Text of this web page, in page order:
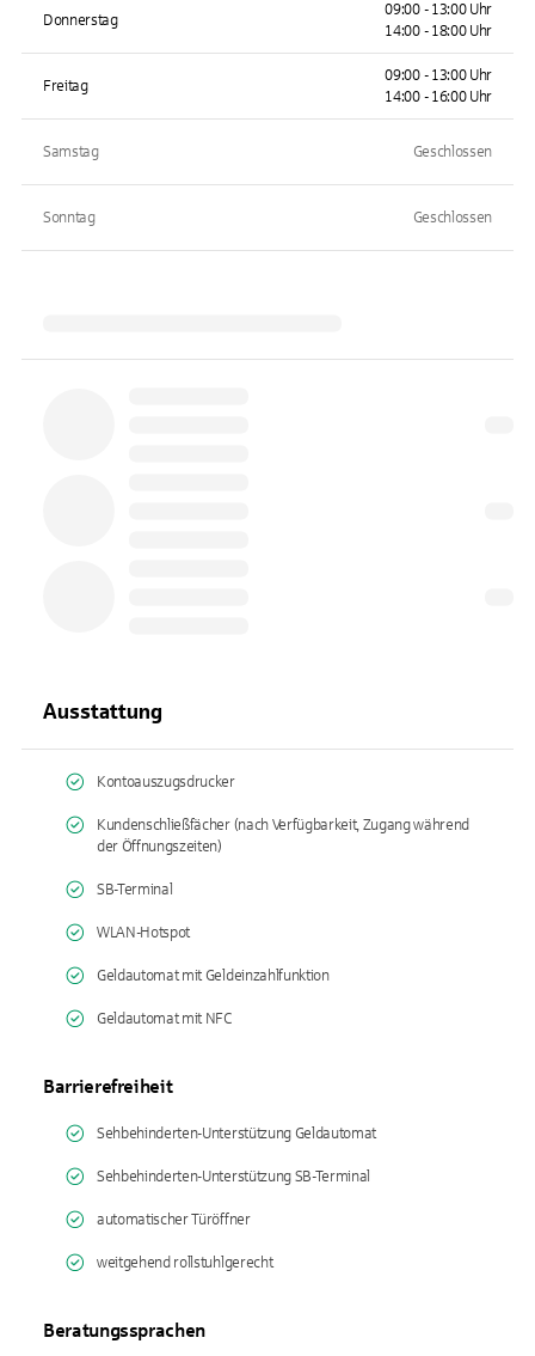
Donnerstag
09:00 - 13:00 Uhr
14:00 - 18:00 Uhr
Freitag
09:00 - 13:00 Uhr
14:00 - 16:00 Uhr
Samstag Geschlossen
Sonntag Geschlossen
Ausstattung
Kontoauszugsdrucker
Kundenschließfächer (nach Verfügbarkeit, Zugang während
der Öffnungszeiten)
SB-Terminal
WLAN-Hotspot
Geldautomat mit Geldeinzahlfunktion
Geldautomat mit NFC
Barrierefreiheit
Sehbehinderten-Unterstützung Geldautomat
Sehbehinderten-Unterstützung SB-Terminal
automatischer Türöffner
weitgehend rollstuhlgerecht
Beratungssprachen